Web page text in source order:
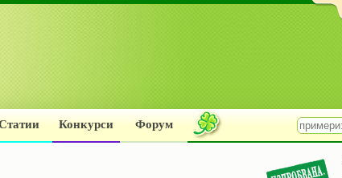
Конкурси Форум